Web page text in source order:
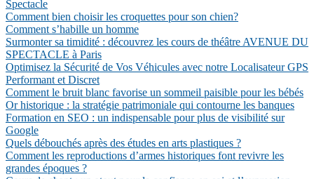
Spectacle
Comment bien choisir les croquettes pour son chien?
Comment s’habille un homme
Surmonter sa timidité : découvrez les cours de théâtre AVENUE DU
SPECTACLE à Paris
Optimisez la Sécurité de Vos Véhicules avec notre Localisateur GPS
Performant et Discret
Comment le bruit blanc favorise un sommeil paisible pour les bébés
Or historique : la stratégie patrimoniale qui contourne les banques
Formation en SEO : un indispensable pour plus de visibilité sur
Google
Quels débouchés après des études en arts plastiques ?
Comment les reproductions d’armes historiques font revivre les
grandes époques ?